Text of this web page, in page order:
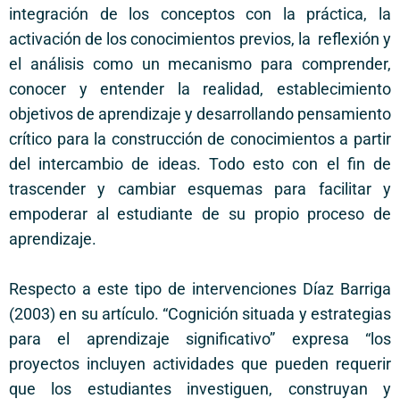
integración de los conceptos con la práctica, la
activación de los conocimientos previos, la reflexión y
el análisis como un mecanismo para comprender,
conocer y entender la realidad, establecimiento
objetivos de aprendizaje y desarrollando pensamiento
crítico para la construcción de conocimientos a partir
del intercambio de ideas. Todo esto con el fin de
trascender y cambiar esquemas para facilitar y
empoderar al estudiante de su propio proceso de
aprendizaje.
Respecto a este tipo de intervenciones Díaz Barriga
(2003) en su artículo. “Cognición situada y estrategias
para el aprendizaje significativo” expresa “los
proyectos incluyen actividades que pueden requerir
que los estudiantes investiguen, construyan y